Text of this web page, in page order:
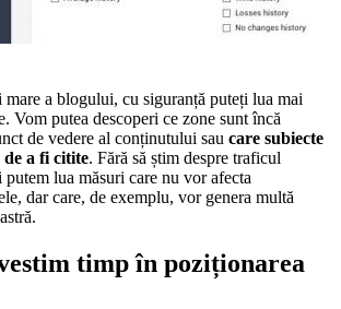
a blogului, cu siguranță puteți lua mai
Vom putea descoperi ce zone sunt încă
de vedere al conținutului sau care subiecte
de a fi citite. Fără să știm despre traficul
lua măsuri care nu vor afecta
dar care, de exemplu, vor genera multă
timp în poziționarea